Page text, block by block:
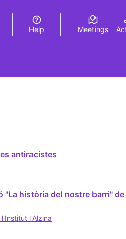
Elegir el idiomaChoose
Help Meetings
antiracistes
"La història del nostre barri"
l'Alzina